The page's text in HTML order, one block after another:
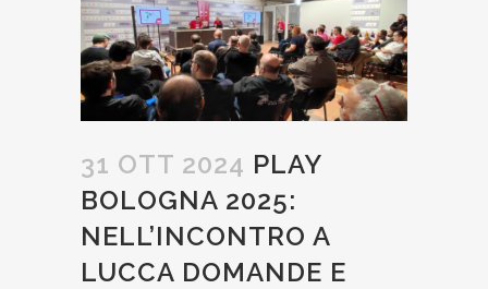
31 OTT 2024 PLAY
BOLOGNA 2025:
NELL’INCONTRO A
LUCCA DOMANDE E